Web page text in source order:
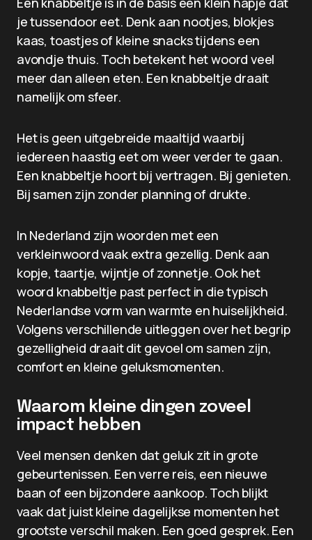
je tussendoor eet. Denk aan nootjes, blokjes
kaas, toastjes of kleine snacks tijdens een
avondje thuis. Toch betekent het woord veel
meer dan alleen eten. Een knabbeltje draait
namelijk om sfeer.
Het is geen uitgebreide maaltijd waarbij
iedereen haastig eet om weer verder te gaan.
Een knabbeltje hoort bij vertragen. Bij genieten.
Bij samen zijn zonder planning of drukte.
In Nederland zijn woorden met een
verkleinwoord vaak extra gezellig. Denk aan
kopje, taartje, wijntje of zonnetje. Ook het
woord knabbeltje past perfect in die typisch
Nederlandse vorm van warmte en huiselijkheid.
Volgens verschillende uitleggen over het begrip
gezelligheid draait dit gevoel om samen zijn,
comfort en kleine geluksmomenten.
Waarom kleine dingen zoveel
impact hebben
Veel mensen denken dat geluk zit in grote
gebeurtenissen. Een verre reis, een nieuwe
baan of een bijzondere aankoop. Toch blijkt
vaak dat juist kleine dagelijkse momenten het
grootste verschil maken. Een goed gesprek. Een